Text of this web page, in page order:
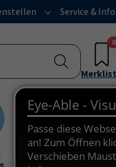
for "Programm"Submenu for
Service & Info
0
Onlinekurse